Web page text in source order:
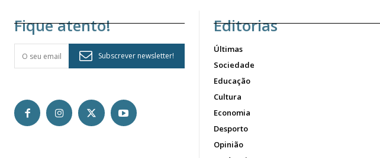
Fique atento!
Subscrever newsletter!
Editorias
Últimas
Sociedade
Educação
Cultura
Economia
Desporto
Opinião